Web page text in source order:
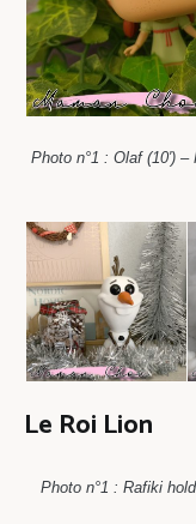
Photo n°1 : Olaf (10′)
Le Roi Lion
Photo n°1 : Rafiki